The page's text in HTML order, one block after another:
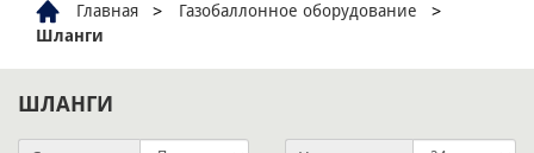
Главная
Газобаллонное оборудование
Шланги
ШЛАНГИ